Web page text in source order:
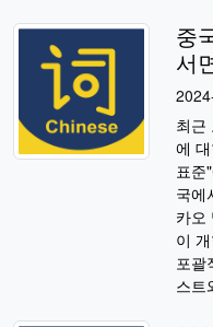
중
서
최근
에
표준
국에
카오
이
포괄
스트